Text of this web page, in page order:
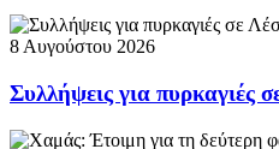
8 Αυγούστου 2026
Συλλήψεις για πυρκαγιές